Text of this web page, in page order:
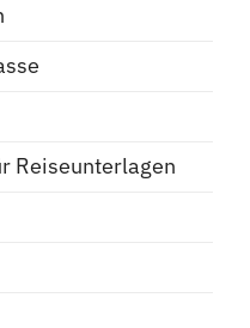
Reiseunterlagen